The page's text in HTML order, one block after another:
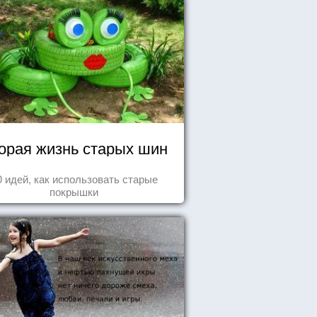
жизнь старых шин
идей, как использовать старые
покрышки